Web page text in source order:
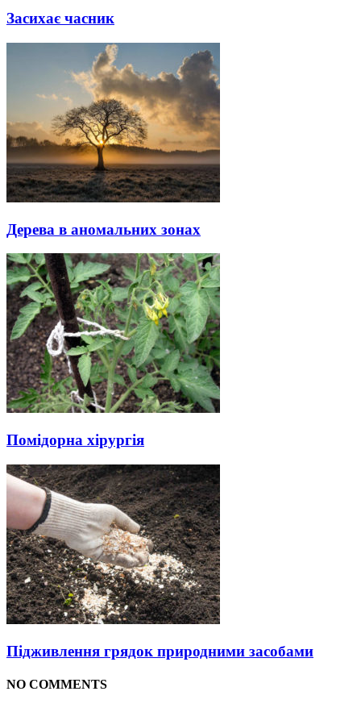
Засихає часник
Дерева в аномальних зонах
Помідорна хірургія
Підживлення грядок природними засобами
NO COMMENTS